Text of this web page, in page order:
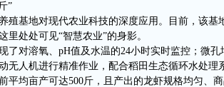
”
殖基地对现代农业科技的深度应用。目前，该基
处处可见“智慧农业”的身影。
了对溶氧、pH值及水温的24小时实时监控；微
无人机进行精准作业，配合稻田生态循环水处理
平均亩产可达500斤，且产出的龙虾规格均匀、